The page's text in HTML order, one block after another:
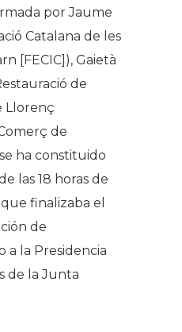
por Jaume
Catalana de les
[FECIC]), Gaietà
de
Llorenç
de
ha constituido
las 18 horas de
finalizaba el
de
a la Presidencia
de la Junta